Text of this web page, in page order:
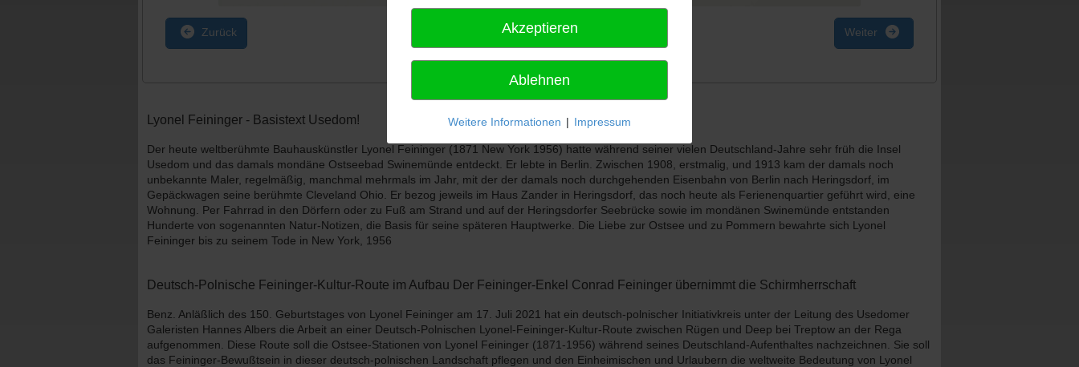
Zurück Weiter
Lyonel Feininger - Basistext Usedom!
Der heute weltberühmte Bauhauskünstler Lyonel Feininger (1871 New York 1956) hatte während seiner vielen Deutschland-Jahre sehr früh die Insel
Usedom und das damals mondäne Ostseebad Swinemünde entdeckt. Er lebte in Berlin. Zwischen 1908, erstmalig, und 1913 kam der damals noch
unbekannte Maler, regelmäßig, manchmal mehrmals im Jahr, mit der der damals noch durchgehenden Eisenbahn von Berlin nach Heringsdorf, im
Gepäckwagen seine berühmte Cleveland Ohio. Er bezog jeweils im Haus Zander in Heringsdorf, das noch heute als Ferienenquartier geführt wird, eine
Wohnung. Per Fahrrad in den Dörfern oder zu Fuß am Strand und auf der Heringsdorfer Seebrücke sowie im mondänen Swinemünde entstanden
Hunderte von sogenannten Natur-Notizen, die Basis für seine späteren Hauptwerke. Die Liebe zur Ostsee und zu Pommern bewahrte sich Lyonel
Feininger bis zu seinem Tode in New York, 1956
Deutsch-Polnische Feininger-Kultur-Route im Aufbau Der Feininger-Enkel Conrad Feininger übernimmt die Schirmherrschaft
Benz. Anläßlich des 150. Geburtstages von Lyonel Feininger am 17. Juli 2021 hat ein deutsch-polnischer Initiativkreis unter der Leitung des Usedomer
Galeristen Hannes Albers die Arbeit an einer Deutsch-Polnischen Lyonel-Feininger-Kultur-Route zwischen Rügen und Deep bei Treptow an der Rega
aufgenommen. Diese Route soll die Ostsee-Stationen von Lyonel Feininger (1871-1956) während seines Deutschland-Aufenthaltes nachzeichnen. Sie soll
das Feininger-Bewußtsein in dieser deutsch-polnischen Landschaft pflegen und den Einheimischen und Urlaubern die weltweite Bedeutung von Lyonel
Akzeptieren
Ablehnen
Weitere Informationen | Impressum